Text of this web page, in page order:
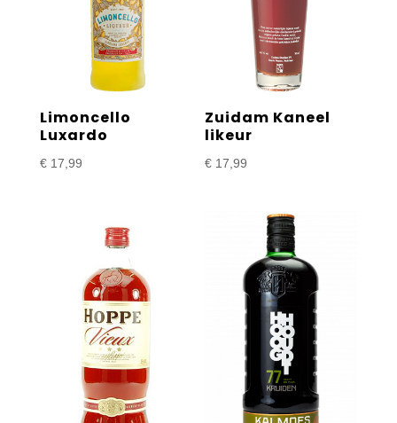
Limoncello
Luxardo
€17,99
Zuidam Kaneel
likeur
€ 17,99